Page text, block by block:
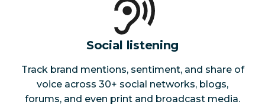
Social listening
Track brand mentions, sentiment, and share of
voice across 30+ social networks, blogs,
forums, and even print and broadcast media.